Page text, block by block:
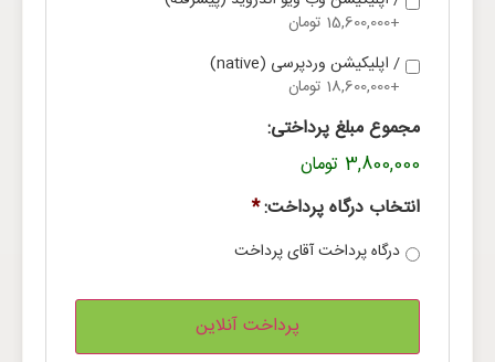
+15,600,000 تومان
/ اپلیکیشن وردپرسی (native)
+18,600,000 تومان
مجموع مبلغ پرداختی:
3,800,000 تومان
انتخاب درگاه پرداخت:*
درگاه پرداخت آقای پرداخت